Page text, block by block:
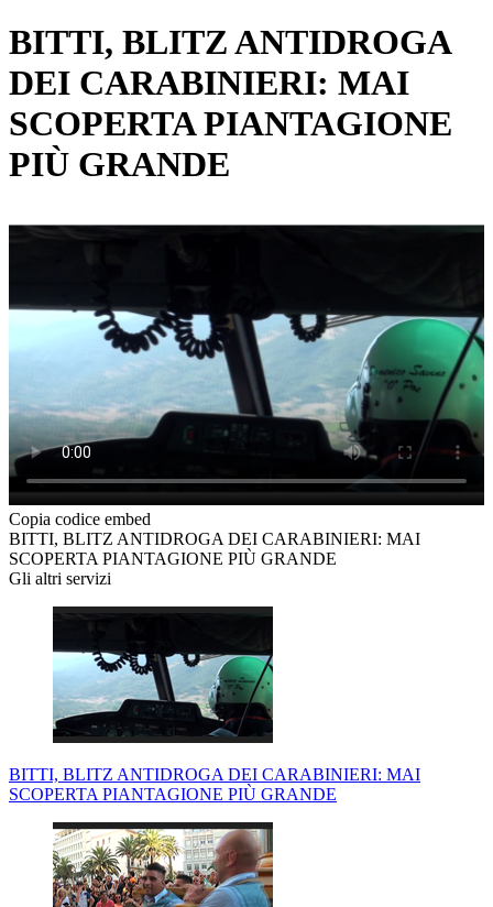
BITTI, BLITZ ANTIDROGA
DEI CARABINIERI: MAI
SCOPERTA PIANTAGIONE
PIÙ GRANDE
Copia codice embed
BITTI, BLITZ ANTIDROGA DEI CARABINIERI: MAI
SCOPERTA PIANTAGIONE PIÙ GRANDE
Gli altri servizi
BITTI, BLITZ ANTIDROGA DEI CARABINIERI: MAI
SCOPERTA PIANTAGIONE PIÙ GRANDE